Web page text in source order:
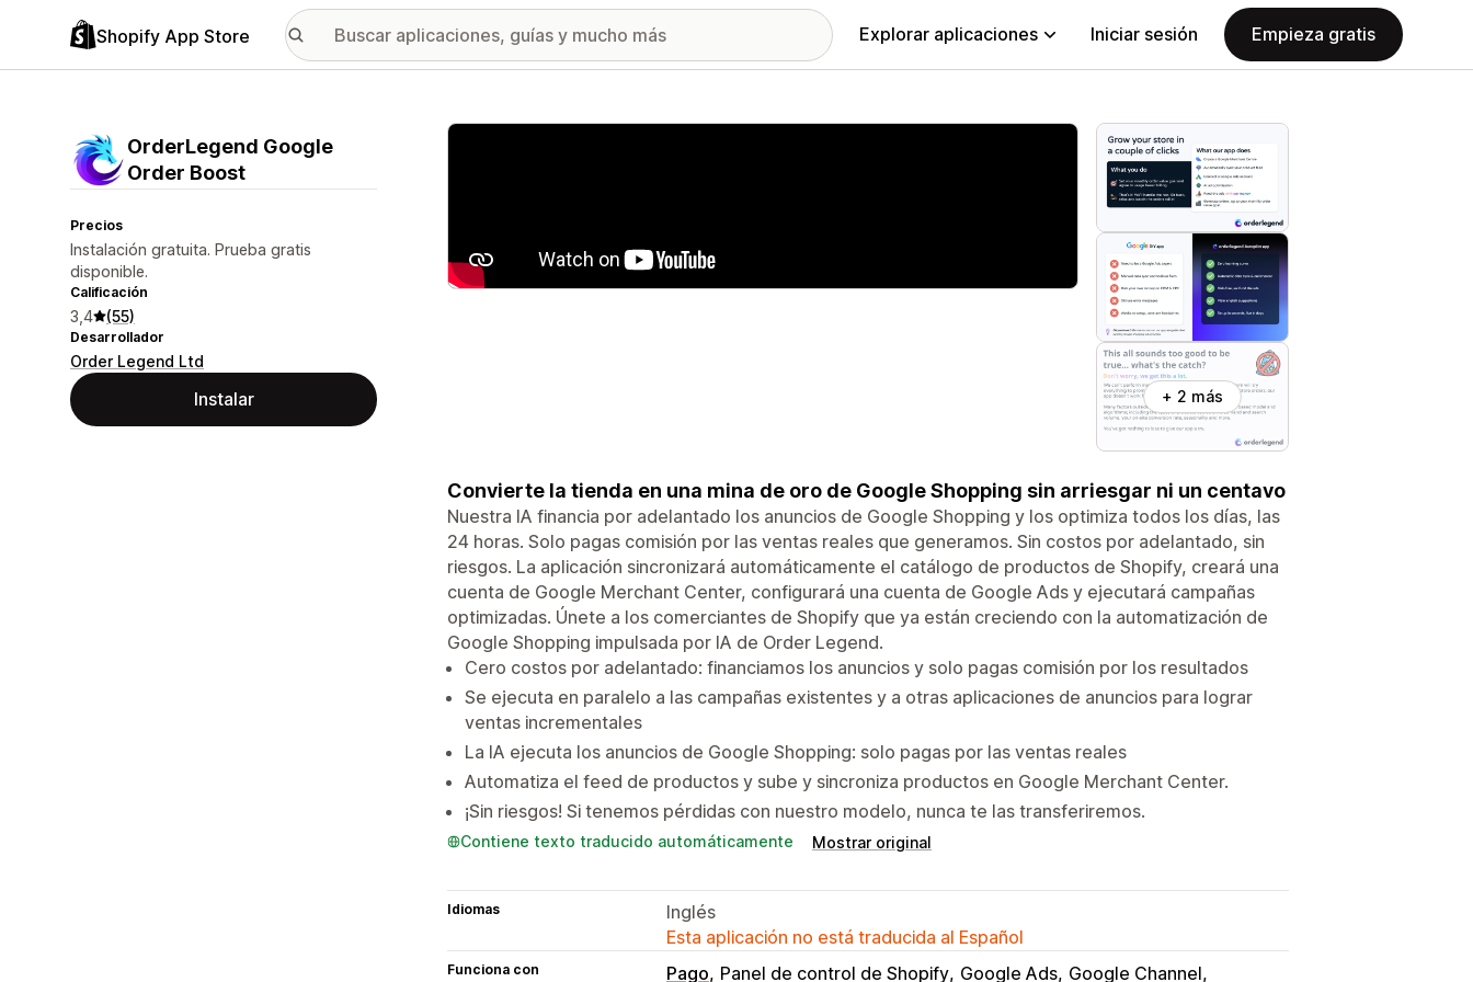
Shopify App Store Explorar aplicaciones Iniciar sesión Empieza gratis
OrderLegend Google
Order Boost
Precios
Instalación gratuita. Prueba gratis
disponible.
Calificación
3,4 (55)
Desarrollador
Order Legend Ltd
Instalar
Galería de imágenes destacadas
+ 2 más
Convierte la tienda en una mina de oro de Google Shopping sin arriesgar ni un centavo
Nuestra IA financia por adelantado los anuncios de Google Shopping y los optimiza todos los días, las
24 horas. Solo pagas comisión por las ventas reales que generamos. Sin costos por adelantado, sin
riesgos. La aplicación sincronizará automáticamente el catálogo de productos de Shopify, creará una
cuenta de Google Merchant Center, configurará una cuenta de Google Ads y ejecutará campañas
optimizadas. Únete a los comerciantes de Shopify que ya están creciendo con la automatización de
Google Shopping impulsada por IA de Order Legend.
Cero costos por adelantado: financiamos los anuncios y solo pagas comisión por los resultados
Se ejecuta en paralelo a las campañas existentes y a otras aplicaciones de anuncios para lograr
ventas incrementales
La IA ejecuta los anuncios de Google Shopping: solo pagas por las ventas reales
Automatiza el feed de productos y sube y sincroniza productos en Google Merchant Center.
¡Sin riesgos! Si tenemos pérdidas con nuestro modelo, nunca te las transferiremos.
Contiene texto traducido automáticamente Mostrar original
Idiomas
Inglés
Esta aplicación no está traducida al Español
Funciona con Pago Panel de control de Shopify Google Ads Google Channel